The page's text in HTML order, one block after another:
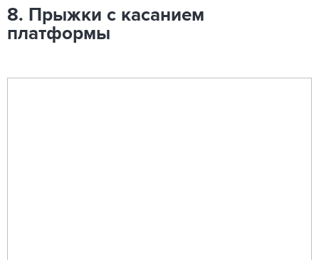
8. Прыжки с касанием
платформы